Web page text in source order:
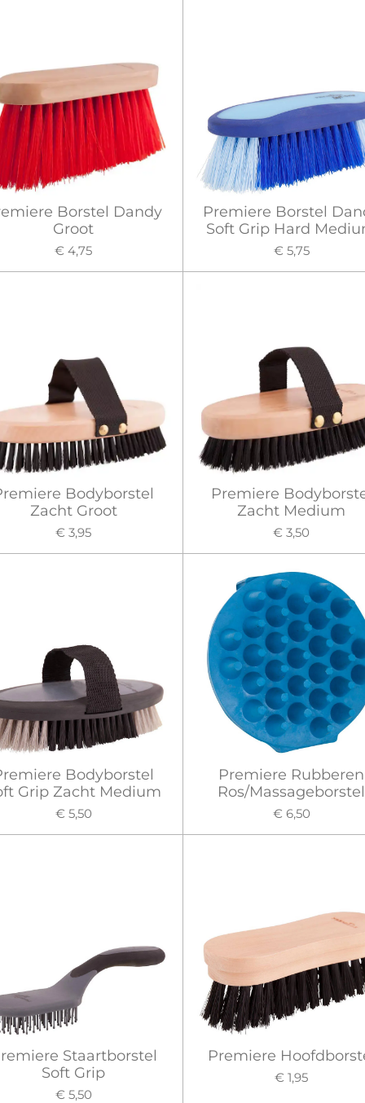
Borstel Dandy
Groot
€ 4,75
Premiere Borstel
Soft Grip Hard
€ 5,75
Bodyborstel
Zacht Groot
€ 3,95
Premiere
Zacht Medium
€ 3,50
Bodyborstel
Grip Zacht Medium
€ 5,50
Premiere Rubberen
Ros/Massageborstel
€ 6,50
Staartborstel
Soft Grip
€ 5,50
Premiere
€ 1,95